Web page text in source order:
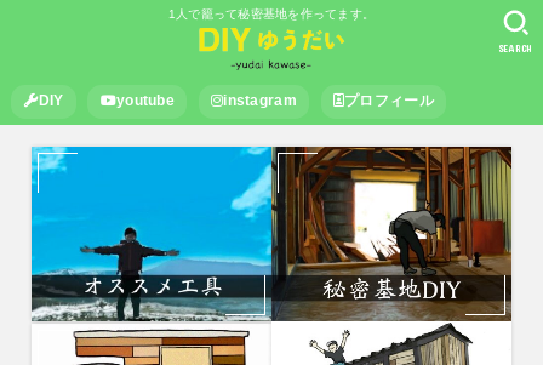
1人で籠って秘密基地を作ってます。
DIY youtube instagram プロフィール
SEARCH